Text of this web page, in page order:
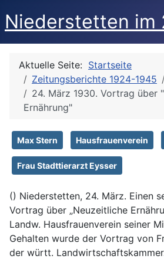
Niederstetten im
Aktuelle Seite: Startseite
Zeitungsberichte 1924-1945
24. März 1930. Vortrag über
Ernährung"
Max Stern Hausfrauenverein
Frau Stadttierarzt Eysser
() Niederstetten, 24. März. Einen
Vortrag über „Neuzeitliche
Landw. Hausfrauenverein seiner
Gehalten wurde der Vortrag von
der württ.